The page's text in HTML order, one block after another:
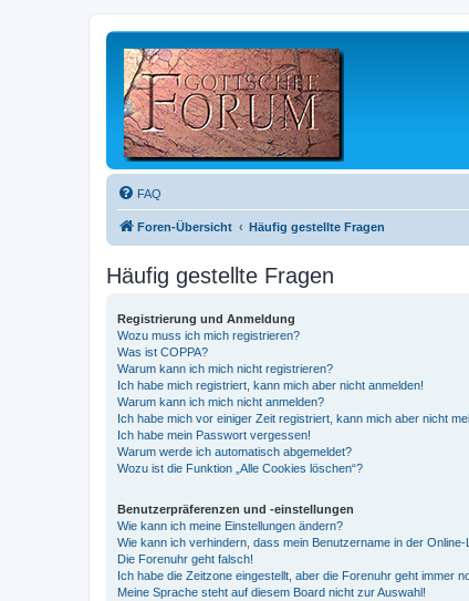
FAQ
Foren-Übersicht Häufig gestellte Fragen
Häufig gestellte Fragen
Registrierung und Anmeldung
Wozu muss ich mich registrieren?
Was ist COPPA?
Warum kann ich mich nicht registrieren?
Ich habe mich registriert, kann mich aber nicht anmelden!
Warum kann ich mich nicht anmelden?
Ich habe mich vor einiger Zeit registriert, kann mich aber nicht
Ich habe mein Passwort vergessen!
Warum werde ich automatisch abgemeldet?
Wozu ist die Funktion „Alle Cookies löschen“?
Benutzerpräferenzen und -einstellungen
Wie kann ich meine Einstellungen ändern?
Wie kann ich verhindern, dass mein Benutzername in der
Die Forenuhr geht falsch!
Ich habe die Zeitzone eingestellt, aber die Forenuhr geht immer
Meine Sprache steht auf diesem Board nicht zur Auswahl!